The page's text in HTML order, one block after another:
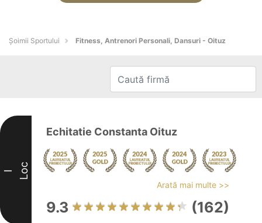
Șoimii Sportului Fitness, Antrenori Personali, Dansuri - Oituz
I Loc
Echitatie Constanta Oituz
Arată mai multe >>
9.3 (162)